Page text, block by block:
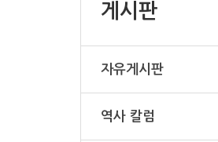
게시판
자유게시판
역사 칼럼